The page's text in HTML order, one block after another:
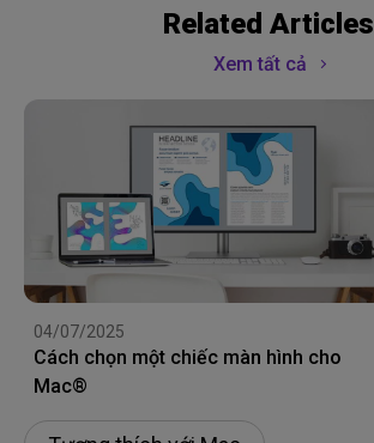
Related Articles
Xem tất cả
04/07/2025
Cách chọn một chiếc màn hình cho
Mac®